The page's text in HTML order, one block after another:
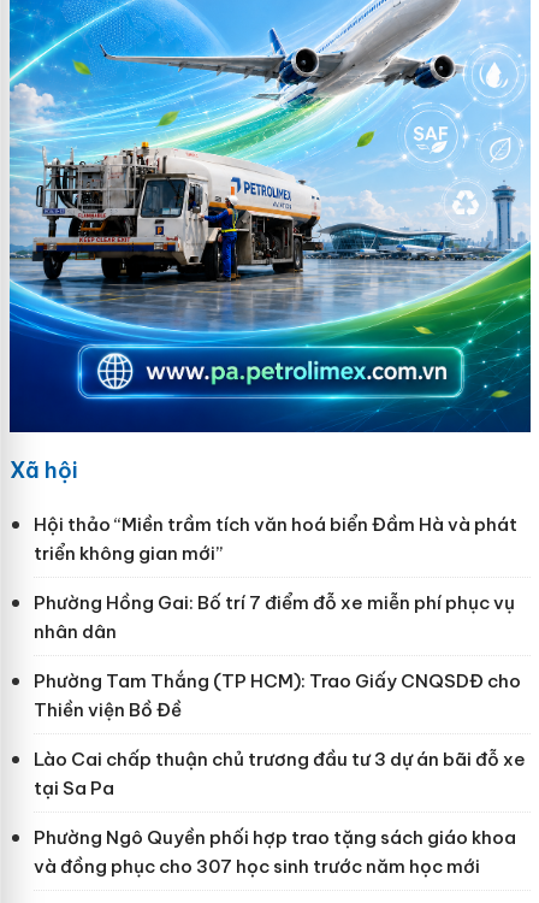
Xã hội
Hội thảo “Miền trầm tích văn hoá biển Đầm Hà và phát
triển không gian mới”
Phường Hồng Gai: Bố trí 7 điểm đỗ xe miễn phí phục vụ
nhân dân
Phường Tam Thắng (TP HCM): Trao Giấy CNQSDĐ cho
Thiền viện Bồ Đề
Lào Cai chấp thuận chủ trương đầu tư 3 dự án bãi đỗ xe
tại Sa Pa
Phường Ngô Quyền phối hợp trao tặng sách giáo khoa
và đồng phục cho 307 học sinh trước năm học mới